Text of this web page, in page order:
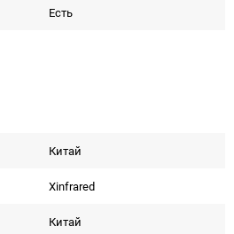
Есть
Китай
Xinfrared
Китай